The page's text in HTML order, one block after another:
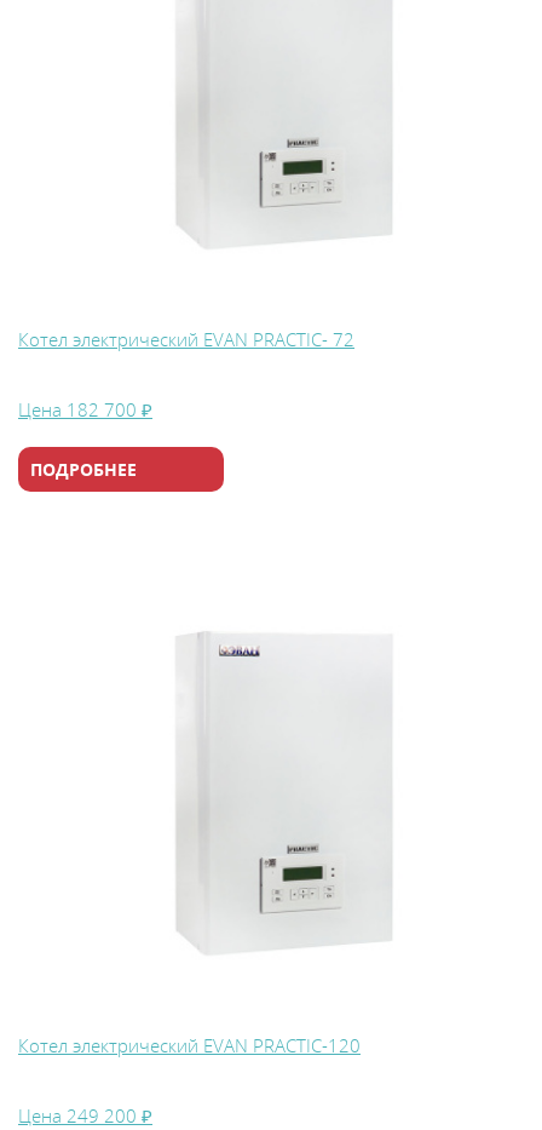
Котел электрический EVAN PRACTIC- 72
Цена 182 700 ₽
ПОДРОБНЕЕ
Котел электрический EVAN PRACTIC-120
Цена 249 200 ₽